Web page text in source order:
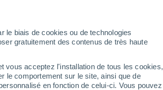
le biais de cookies ou de technologies
gratuitement des contenus de très haute
vous acceptez l'installation de tous les cookies,
le comportement sur le site, ainsi que de
en fonction de celui-ci. Vous pouvez